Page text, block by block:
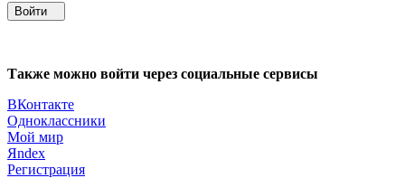
Войти
Также можно войти через социальные сервисы
ВКонтакте
Одноклассники
Мой мир
Яndex
Регистрация